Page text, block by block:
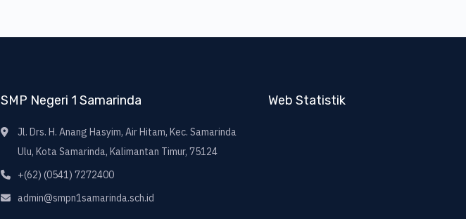
SMP Negeri 1 Samarinda
Jl. Drs. H. Anang Hasyim, Air Hitam, Kec. Samarinda
Ulu, Kota Samarinda, Kalimantan Timur, 75124
+(62) (0541) 7272400
admin@smpn1samarinda.sch.id
Web Statistik